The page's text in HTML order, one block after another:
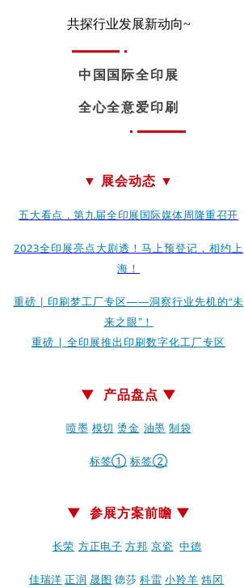
共探行业发展新动向~
中国国际全印展
全心全意爱印刷
▼ 展会动态 ▼
五大看点，第九届全印展国际媒体周隆重召开
2023全印展亮点大剧透！马上预登记，相约上
海！
重磅 | 印刷梦工厂专区——洞察行业先机的“未
来之眼”！
重磅 | 全印展推出印刷数字化工厂专区
▼ 产品盘点 ▼
喷墨 模切 烫金 油墨 制袋
标签① 标签②
▼ 参展方案前瞻 ▼
长荣 方正电子 方邦 京瓷 中德
佳瑞洋 正润 晟图 德莎 科雷 小羚羊 炜冈